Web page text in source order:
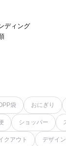
ディング
袋 おにぎり
ショッパー
クアウト デザイン